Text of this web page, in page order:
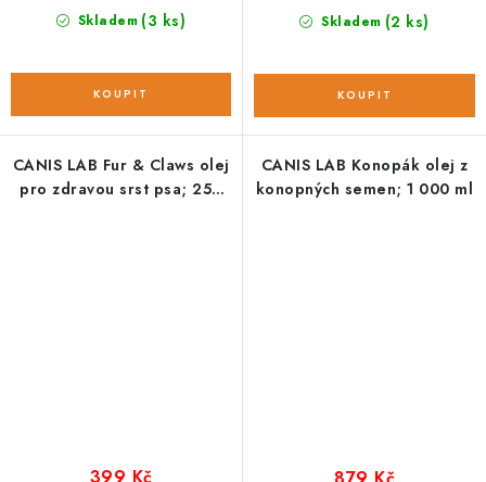
Skladem (3 ks) Skladem (2 ks)
CANIS LAB Fur & Claws olej
pro zdravou srst psa; 250
CANIS LAB Konopák olej z
konopných semen; 1 000 ml